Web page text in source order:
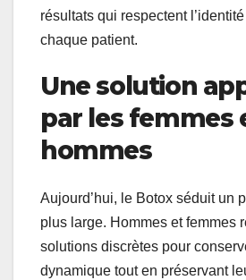
résultats qui respectent
chaque patient.
Une solution
par les femmes
hommes
Aujourd’hui, le Botox séduit un
plus large. Hommes et femmes
solutions discrètes pour
dynamique tout en préservant